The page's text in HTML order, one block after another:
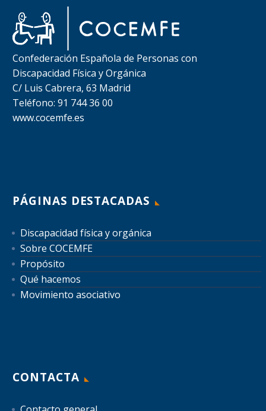
Confederación Española de Personas con
Discapacidad Física y Orgánica
C/ Luis Cabrera, 63 Madrid
Teléfono: 91 744 36 00
www.cocemfe.es
PÁGINAS DESTACADAS
Discapacidad física y orgánica
Sobre COCEMFE
Propósito
Qué hacemos
Movimiento asociativo
CONTACTA